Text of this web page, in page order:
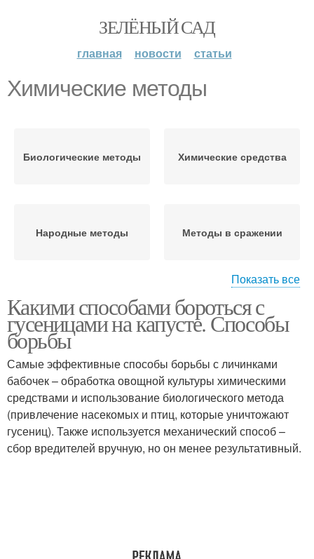
ЗЕЛЁНЫЙ САД
главная новости статьи
Химические методы
Биологические методы Химические средства
Народные методы Методы в сражении
Химические способы Эффективные методы
Химические препараты
Показать все
Какими способами бороться с
гусеницами на капусте. Способы
борьбы
Самые эффективные способы борьбы с личинками
бабочек – обработка овощной культуры химическими
средствами и использование биологического метода
(привлечение насекомых и птиц, которые уничтожают
гусениц). Также используется механический способ –
сбор вредителей вручную, но он менее результативный.